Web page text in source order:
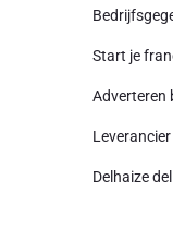
Start je
Adverteren
Delhaize